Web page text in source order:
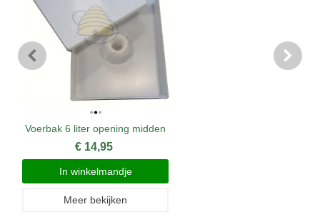
Voerbak 6 liter opening midden
€ 14,95
In winkelmandje
Meer bekijken